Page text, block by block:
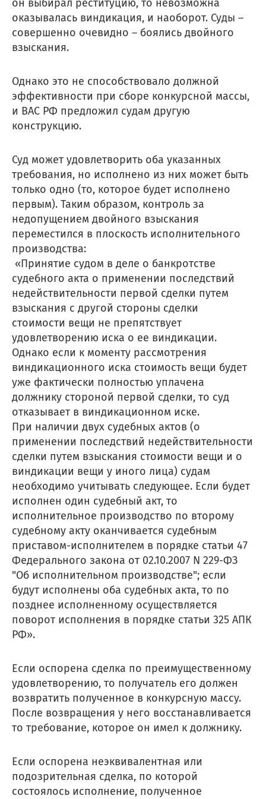
он выбирал реституцию, то невозможна
оказывалась виндикация, и наоборот. Суды –
совершенно очевидно – боялись двойного
взыскания.
Однако это не способствовало должной
эффективности при сборе конкурсной массы,
и ВАС РФ предложил судам другую
конструкцию.
Суд может удовлетворить оба указанных
требования, но исполнено из них может быть
только одно (то, которое будет исполнено
первым). Таким образом, контроль за
недопущением двойного взыскания
переместился в плоскость исполнительного
производства:
«Принятие судом в деле о банкротстве
судебного акта о применении последствий
недействительности первой сделки путем
взыскания с другой стороны сделки
стоимости вещи не препятствует
удовлетворению иска о ее виндикации.
Однако если к моменту рассмотрения
виндикационного иска стоимость вещи будет
уже фактически полностью уплачена
должнику стороной первой сделки, то суд
отказывает в виндикационном иске.
При наличии двух судебных актов (о
применении последствий недействительности
сделки путем взыскания стоимости вещи и о
виндикации вещи у иного лица) судам
необходимо учитывать следующее. Если будет
исполнен один судебный акт, то
исполнительное производство по второму
судебному акту оканчивается судебным
приставом-исполнителем в порядке статьи 47
Федерального закона от 02.10.2007 N 229-ФЗ
"Об исполнительном производстве"; если
будут исполнены оба судебных акта, то по
позднее исполненному осуществляется
поворот исполнения в порядке статьи 325 АПК
РФ».
Если оспорена сделка по преимущественному
удовлетворению, то получатель его должен
возвратить полученное в конкурсную массу.
После возвращения у него восстанавливается
то требование, которое он имел к должнику.
Если оспорена неэквивалентная или
подозрительная сделка, по которой
состоялось исполнение, полученное